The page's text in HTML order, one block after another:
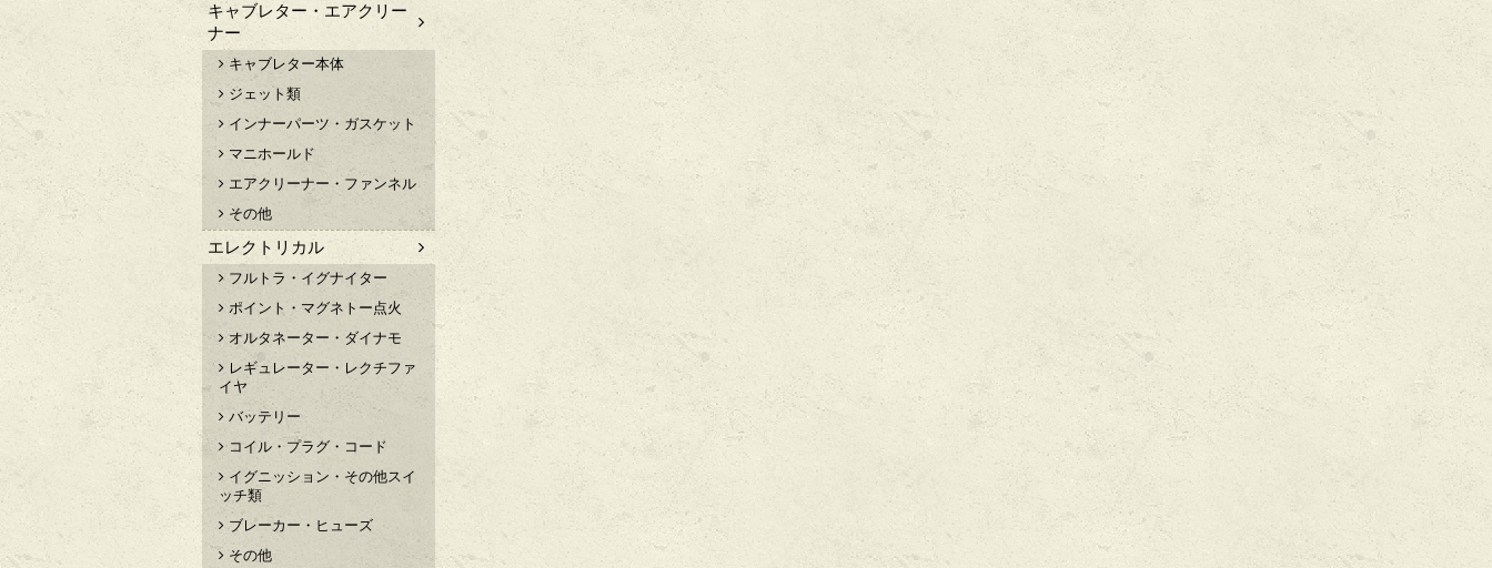
キャブレター・エアクリー
ナー
キャブレター本体
ジェット類
インナーパーツ・ガスケット
マニホールド
エアクリーナー・ファンネル
その他
エレクトリカル
フルトラ・イグナイター
ポイント・マグネトー点火
オルタネーター・ダイナモ
レギュレーター・レクチファ
イヤ
バッテリー
コイル・プラグ・コード
イグニッション・その他スイ
ッチ類
ブレーカー・ヒューズ
その他